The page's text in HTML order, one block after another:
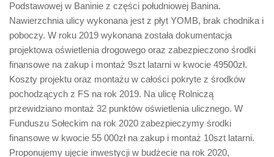
Podstawowej w Baninie z części południowej Banina.
Nawierzchnia ulicy wykonana jest z płyt YOMB, brak chodnika i
poboczy. W roku 2019 wykonana została dokumentacja
projektowa oświetlenia drogowego oraz zabezpieczono środki
finansowe na zakup i montaż 9szt latarni w kwocie 49500zł.
Koszty projektu oraz montażu w całości pokryte z środków
pochodzących z FS na rok 2019. Na ulicę Rolniczą
przewidziano montaż 32 punktów oświetlenia ulicznego. W
Funduszu Sołeckim na rok 2020 zabezpieczymy środki
finansowe w kwocie 55 000zł na zakup i montaż 10szt latarni.
Proponujemy ujęcie inwestycji w budżecie na rok 2020,